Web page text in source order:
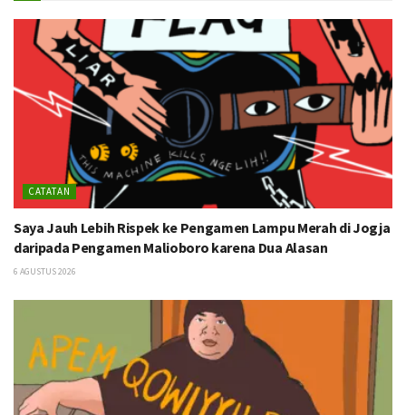
CATATAN
Saya Jauh Lebih Rispek ke Pengamen Lampu Merah di Jogja
daripada Pengamen Malioboro karena Dua Alasan
6 AGUSTUS 2026